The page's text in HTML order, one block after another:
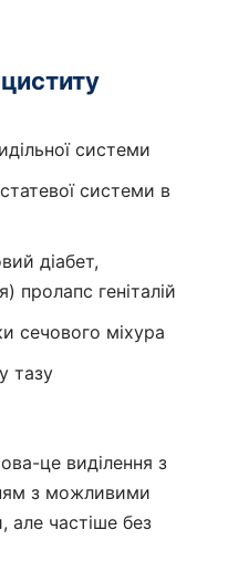
системи
системи в
діабет,
пролапс геніталій
сечового міхура
тазу
це виділення з
з можливими
частіше без